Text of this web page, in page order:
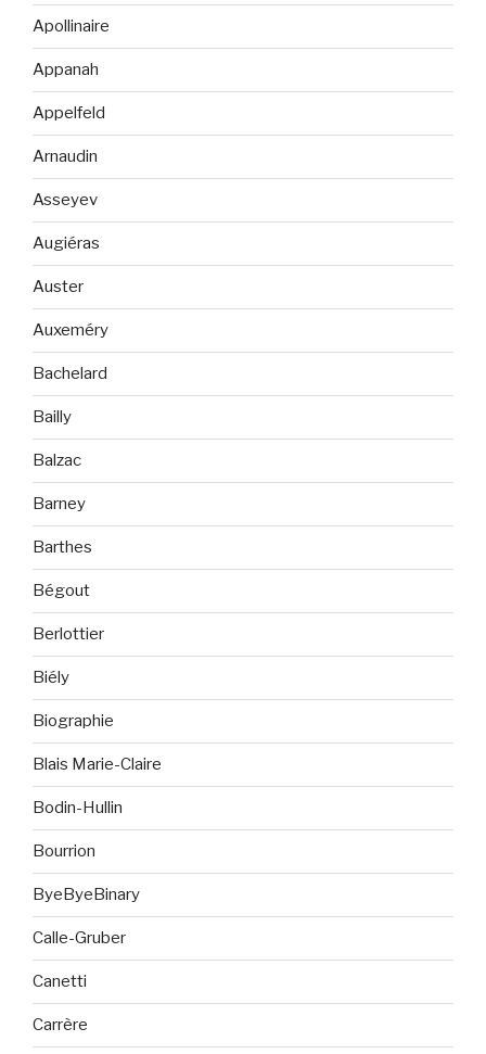
Apollinaire
Appanah
Appelfeld
Arnaudin
Asseyev
Augiéras
Auster
Auxeméry
Bachelard
Bailly
Balzac
Barney
Barthes
Bégout
Berlottier
Biély
Biographie
Blais Marie-Claire
Bodin-Hullin
Bourrion
ByeByeBinary
Calle-Gruber
Canetti
Carrère